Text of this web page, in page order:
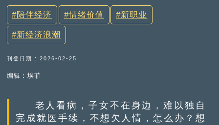
陪伴经济 情绪价值 新职业
新经济浪潮
刊登日期 : 2026-02-25
编辑︰埃菲
老人看病，子女不在身边，难以独自
完成就医手续，不想欠人情，怎么办？想